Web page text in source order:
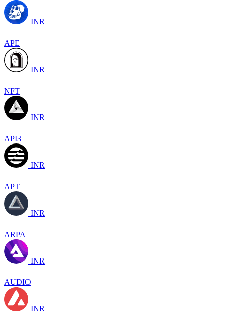
INR
APE
INR
NFT
INR
API3
INR
APT
INR
ARPA
INR
AUDIO
INR